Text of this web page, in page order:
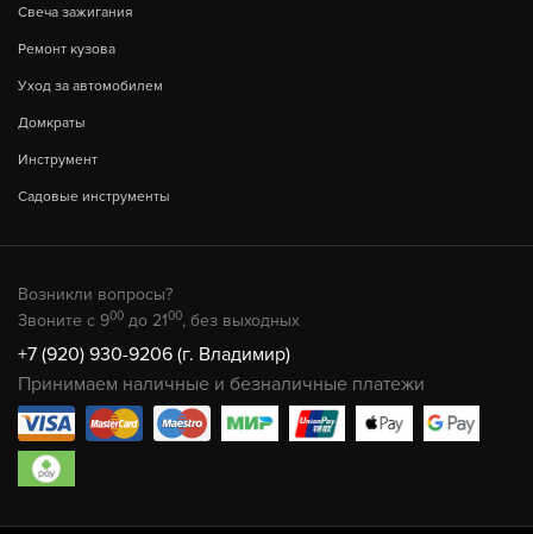
Свеча зажигания
Ремонт кузова
Уход за автомобилем
Домкраты
Инструмент
Садовые инструменты
Возникли вопросы?
Звоните с 900 до 2100, без выходных
+7 (920) 930-9206 (г. Владимир)
Принимаем наличные и безналичные платежи